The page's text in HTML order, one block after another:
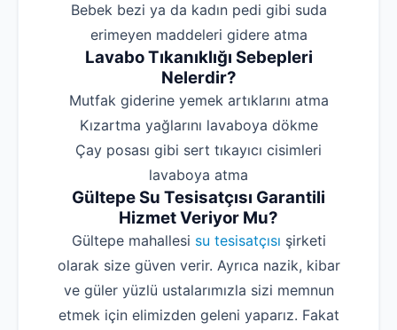
‌Bebek bezi ya da kadın pedi gibi suda
erimeyen maddeleri gidere atma
Lavabo Tıkanıklığı Sebepleri
Nelerdir?
‌Mutfak giderine yemek artıklarını atma
‌Kızartma yağlarını lavaboya dökme
‌Çay posası gibi sert tıkayıcı cisimleri
lavaboya atma
Gültepe Su Tesisatçısı Garantili
Hizmet Veriyor Mu?
Gültepe mahallesi su tesisatçısı şirketi
olarak size güven verir. Ayrıca nazik, kibar
ve güler yüzlü ustalarımızla sizi memnun
etmek için elimizden geleni yaparız. Fakat